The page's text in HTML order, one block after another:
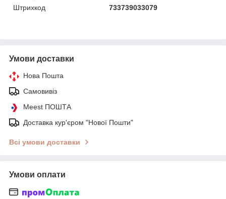
Штрихкод
733739033079
Умови доставки
Нова Пошта
Самовивіз
Meest ПОШТА
Доставка кур'єром "Нової Пошти"
Всі умови доставки
Умови оплати